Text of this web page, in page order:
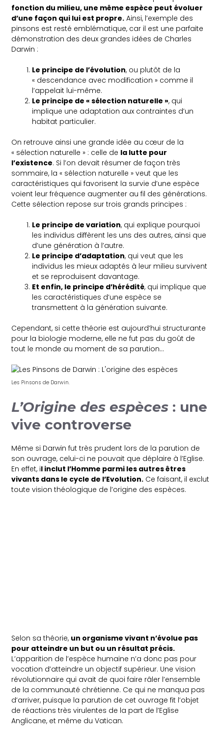
fonction du milieu, une même espèce peut évoluer
d’une façon qui lui est propre. Ainsi, l’exemple des
pinsons est resté emblématique, car il est une parfaite
démonstration des deux grandes idées de Charles
Darwin :
Le principe de l’évolution, ou plutôt de la
« descendance avec modification » comme il
l’appelait lui-même.
Le principe de « sélection naturelle », qui
implique une adaptation aux contraintes d’un
habitat particulier.
On retrouve ainsi une grande idée au cœur de la
« sélection naturelle » : celle de la lutte pour
l’existence. Si l’on devait résumer de façon très
sommaire, la « sélection naturelle » veut que les
caractéristiques qui favorisent la survie d’une espèce
voient leur fréquence augmenter au fil des générations.
Cette sélection repose sur trois grands principes :
Le principe de variation, qui explique pourquoi
les individus diffèrent les uns des autres, ainsi que
d’une génération à l’autre.
Le principe d’adaptation, qui veut que les
individus les mieux adaptés à leur milieu survivent
et se reproduisent davantage.
Et enfin, le principe d’hérédité, qui implique que
les caractéristiques d’une espèce se
transmettent à la génération suivante.
Cependant, si cette théorie est aujourd’hui structurante
pour la biologie moderne, elle ne fut pas du goût de
tout le monde au moment de sa parution…
Les Pinsons de Darwin.
L’Origine des espèces : une
vive controverse
Même si Darwin fut très prudent lors de la parution de
son ouvrage, celui-ci ne pouvait que déplaire à l’Eglise.
En effet, il inclut l’Homme parmi les autres êtres
vivants dans le cycle de l’Evolution. Ce faisant, il exclut
toute vision théologique de l’origine des espèces.
Selon sa théorie, un organisme vivant n’évolue pas
pour atteindre un but ou un résultat précis.
L’apparition de l’espèce humaine n’a donc pas pour
vocation d’atteindre un objectif supérieur. Une vision
révolutionnaire qui avait de quoi faire râler l’ensemble
de la communauté chrétienne. Ce qui ne manqua pas
d’arriver, puisque la parution de cet ouvrage fit l’objet
de réactions très virulentes de la part de l’Eglise
Anglicane, et même du Vatican.